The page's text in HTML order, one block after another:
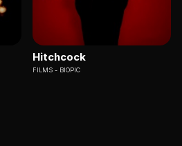
Hitchcock
FILMS BIOPIC